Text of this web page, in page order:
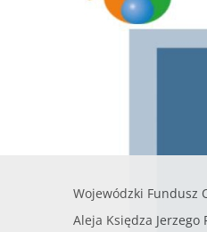
Wojewódzki Fundusz
Aleja Księdza Jerzego